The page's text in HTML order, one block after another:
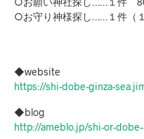
○お守り神様探し……１件（
◆website
https://shi-dobe-ginza-
◆blog
http://ameblo.jp/shi-or-